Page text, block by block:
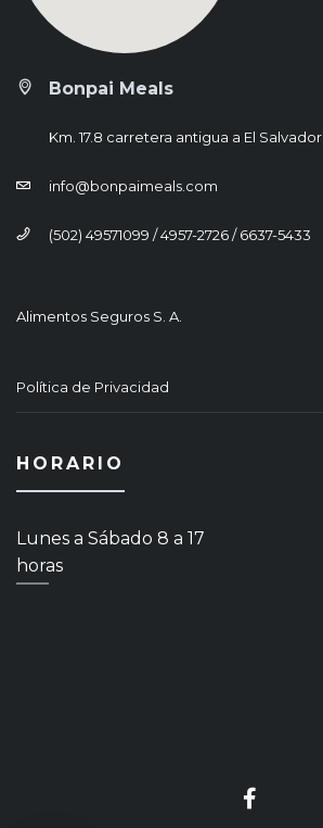
Bonpai Meals
Km. 17.8 carretera antigua a El Salvador
info@bonpaimeals.com
(502) 49571099 / 4957-2726 / 6637-5433
Alimentos Seguros S. A.
Política de Privacidad
HORARIO
Lunes a Sábado 8 a 17
horas